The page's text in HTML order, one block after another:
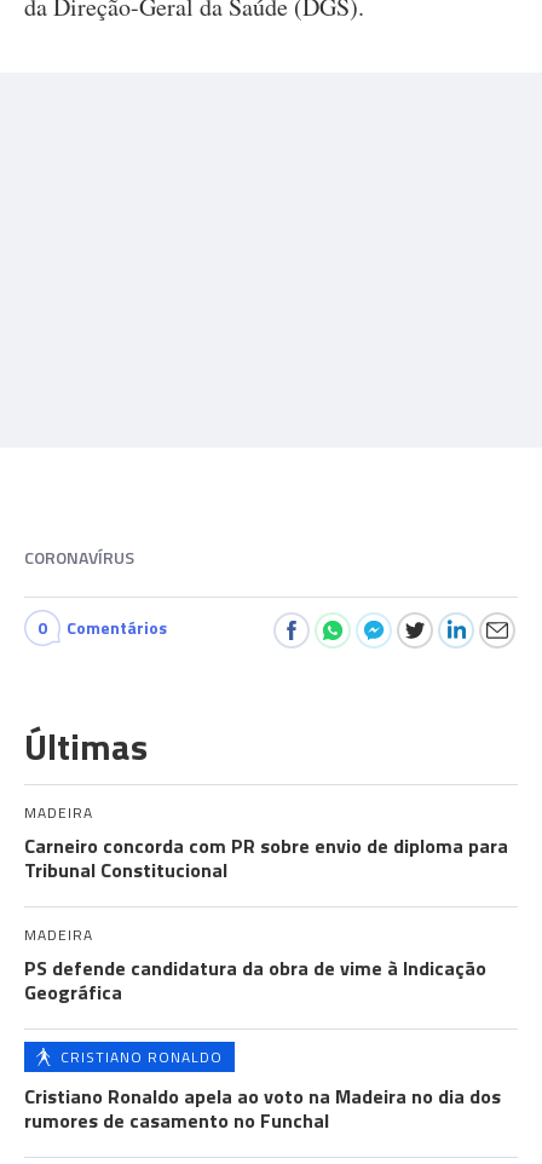
da Direção-Geral da Saúde (DGS).
CORONAVÍRUS
0 Comentários
Últimas
MADEIRA
Carneiro concorda com PR sobre envio de diploma para
Tribunal Constitucional
MADEIRA
PS defende candidatura da obra de vime à Indicação
Geográfica
CRISTIANO RONALDO
Cristiano Ronaldo apela ao voto na Madeira no dia dos
rumores de casamento no Funchal